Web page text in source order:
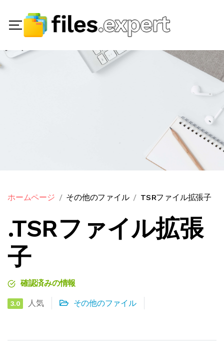
ホームページ その他のファイル TSRファイル拡張子
.TSRファイル拡張
子
確認済みの情報
3.0 人気 その他のファイル